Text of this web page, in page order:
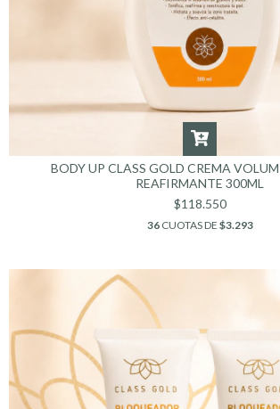
BODY UP CLASS GOLD CREMA
REAFIRMANTE 300ML
$118.550
36CUOTAS DE $3.293